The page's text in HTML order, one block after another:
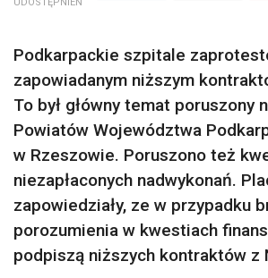
Podkarpackie szpitale
zapowiadanym niższym
To był główny temat poruszony
Powiatów Województwa
w Rzeszowie. Poruszono też
niezapłaconych nadwykonań.
zapowiedziały, ze w przypadku
porozumienia w kwestiach
podpiszą niższych kontraktów z